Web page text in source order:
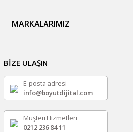
MARKALARIMIZ
BİZE ULAŞIN
E-posta adresi
info@boyutdijital.com
Müşteri Hizmetleri
0212 236 84 11